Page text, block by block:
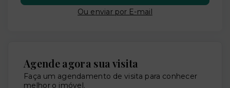
Ou enviar por E-mail
Agende agora sua visita
Faça um agendamento de visita para conhecer
melhor o imóvel.